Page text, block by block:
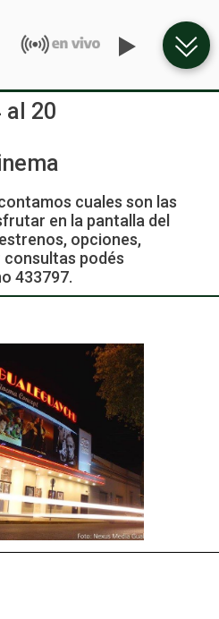
al 20
cuales son las
en la pantalla del
opciones,
consultas podés
433797.